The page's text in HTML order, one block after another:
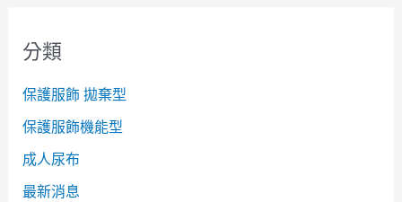
分類
保護服飾 拋棄型
保護服飾機能型
成人尿布
最新消息